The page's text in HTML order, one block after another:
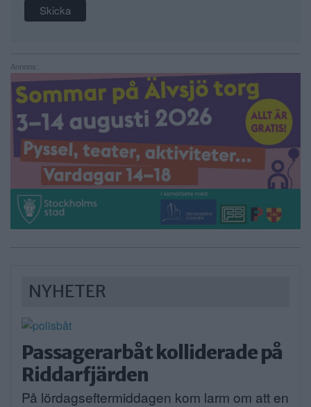
Annons:
NYHETER
Passagerarbåt kolliderade på
Riddarfjärden
På lördagseftermiddagen kom larm om att en